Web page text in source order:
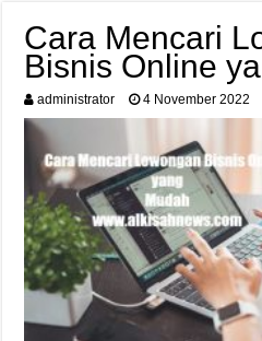
Cara Mencari
Bisnis Online
administrator 4 November 2022